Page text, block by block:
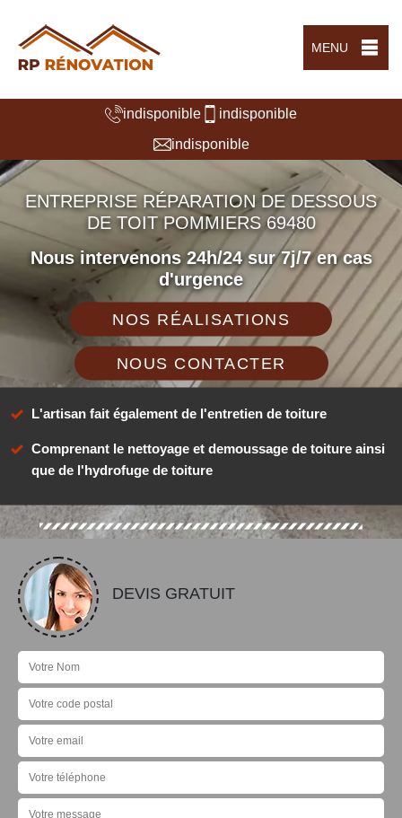
MENU
indisponible
indisponible
indisponible
ENTREPRISE RÉPARATION DE DESSOUS
DE TOIT POMMIERS 69480
Nous intervenons 24h/24 sur 7j/7 en cas
d'urgence
NOS RÉALISATIONS
NOUS CONTACTER
L'artisan fait également de l'entretien de toiture
Comprenant le nettoyage et demoussage de toiture ainsi
que de l'hydrofuge de toiture
DEVIS GRATUIT